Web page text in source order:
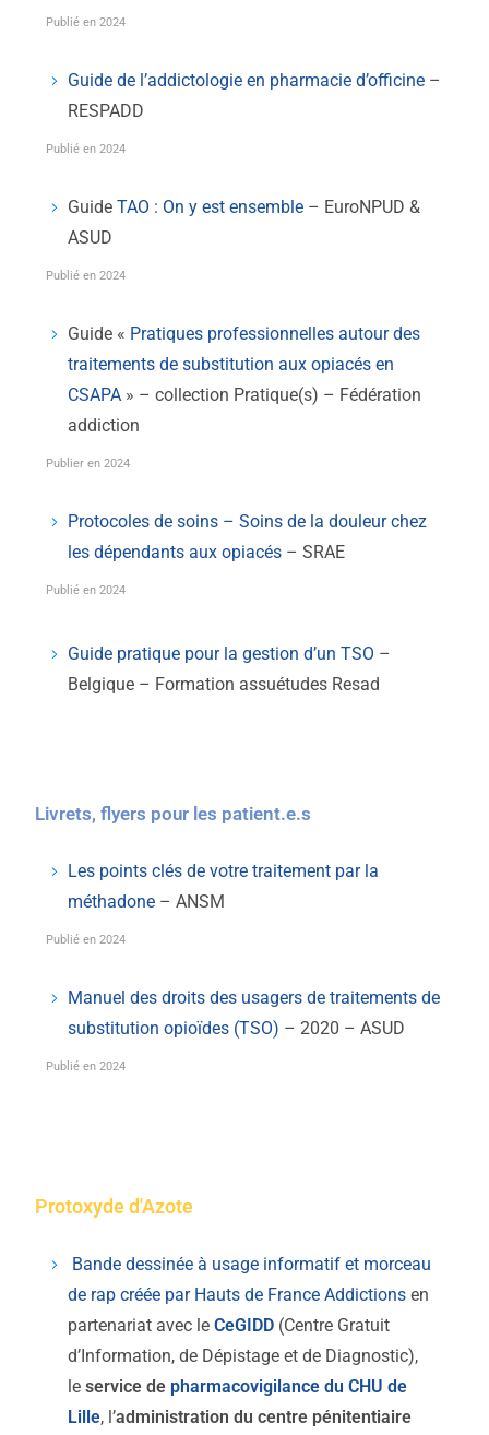
Publié en 2024
Guide de l’addictologie en pharmacie d’officine –
RESPADD
Publié en 2024
GuideTAO : On y est ensemble – EuroNPUD &
ASUD
Publié en 2024
Guide « Pratiques professionnelles autour des
traitements de substitution aux opiacés en
CSAPA » – collection Pratique(s) – Fédération
addiction
Publier en 2024
Protocoles de soins – Soins de la douleur chez
les dépendants aux opiacés – SRAE
Publié en 2024
Guide pratique pour la gestion d’un TSO –
Belgique – Formation assuétudes Resad
Livrets, flyers pour les patient.e.s
Les points clés de votre traitement par la
méthadone – ANSM
Publié en 2024
Manuel des droits des usagers de traitements de
substitution opioïdes (TSO) – 2020 – ASUD
Publié en 2024
Protoxyde d'Azote
Bande dessinée à usage informatif et morceau
de rap créée par Hauts de France Addictions en
partenariat avec leCeGIDD (Centre Gratuit
d’Information, de Dépistage et de Diagnostic),
leservice de pharmacovigilance du CHU de
Lille, l’administration du centre pénitentiaire